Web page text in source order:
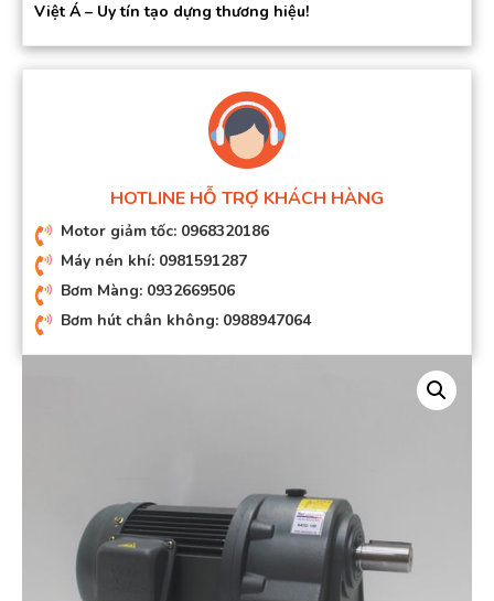
Việt Á – Uy tín tạo dựng thương hiệu!
HOTLINE HỖ TRỢ KHÁCH HÀNG
Motor giảm tốc: 0968320186
Máy nén khí: 0981591287
Bơm Màng: 0932669506
Bơm hút chân không: 0988947064